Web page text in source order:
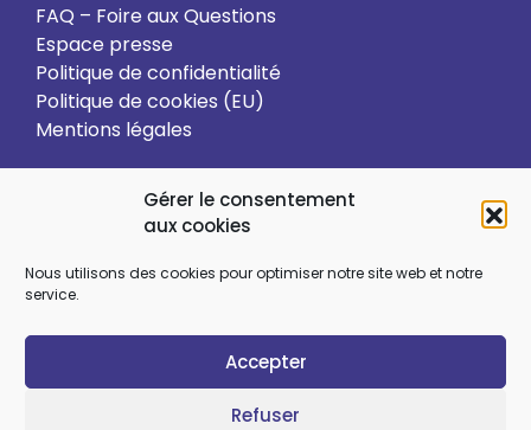
Gérer le consentement
aux cookies
Nous utilisons des cookies pour optimiser notre site web et notre
service.
Accepter
Refuser
FAQ – Foire aux Questions
Espace presse
Politique de confidentialité
Politique de cookies (EU)
Mentions légales
Action solidaire Formation
Ecologie intégrale